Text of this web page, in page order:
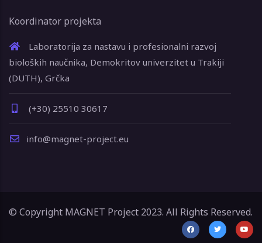
Koordinator projekta
Laboratorija za nastavu i profesionalni razvoj
bioloških naučnika, Demokritov univerzitet u Trakiji
(DUTH), Grčka
(+30) 25510 30617
info@magnet-project.eu
© Copyright MAGNET Project 2023. All Rights Reserved.